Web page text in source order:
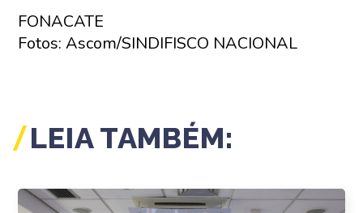
FONACATE
Fotos: Ascom/SINDIFISCO NACIONAL
LEIA TAMBÉM: